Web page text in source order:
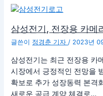
삼성전기, 전장용 카메
글쓴이 정경춘 기자/ 2023년
삼성전기는 최근 전장용 카
시장에서 긍정적인 전망을
확보로 추가 성장동력 본격
새로운 공급 계약 체결로…